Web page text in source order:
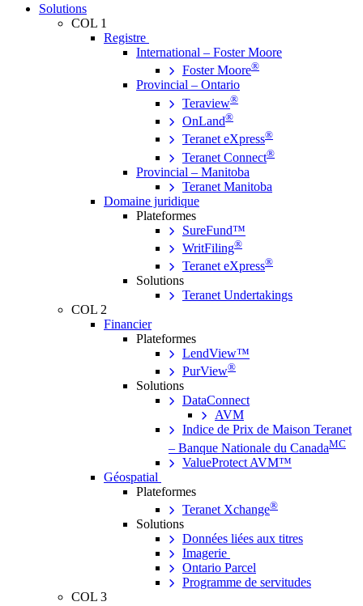
Solutions
COL 1
Registre
International – Foster Moore
Foster Moore®
Provincial – Ontario
Teraview®
OnLand®
Teranet eXpress®
Teranet Connect®
Provincial – Manitoba
Teranet Manitoba
Domaine juridique
Plateformes
SureFund™
WritFiling®
Teranet eXpress®
Solutions
Teranet Undertakings
COL 2
Financier
Plateformes
LendView™
PurView®
Solutions
DataConnect
AVM
Indice de Prix de Maison Teranet
– Banque Nationale du CanadaMC
ValueProtect AVM™
Géospatial
Plateformes
Teranet Xchange®
Solutions
Données liées aux titres
Imagerie
Ontario Parcel
Programme de servitudes
COL 3